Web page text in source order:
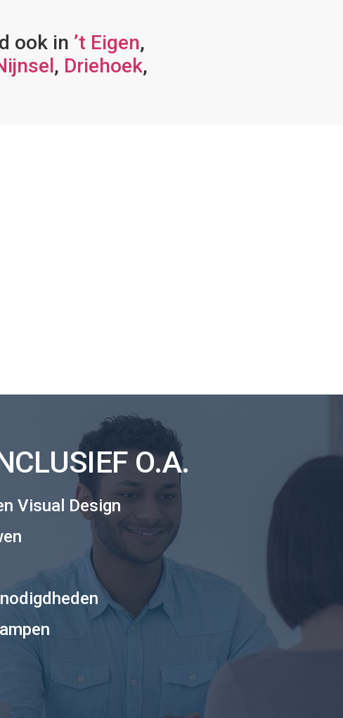
ook in ’t Eigen,
, Driehoek,
O.A.
Visual Design